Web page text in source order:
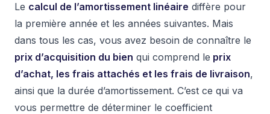
Le calcul de l’amortissement linéaire diffère pour
la première année et les années suivantes. Mais
dans tous les cas, vous avez besoin de connaître le
prix d’acquisition du bien qui comprend le prix
d’achat, les frais attachés et les frais de livraison,
ainsi que la durée d’amortissement. C’est ce qui va
vous permettre de déterminer le coefficient